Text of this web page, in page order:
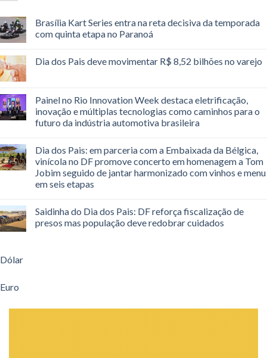
Brasília Kart Series entra na reta decisiva da temporada
com quinta etapa no Paranoá
Dia dos Pais deve movimentar R$ 8,52 bilhões no varejo
Painel no Rio Innovation Week destaca eletrificação,
inovação e múltiplas tecnologias como caminhos para o
futuro da indústria automotiva brasileira
Dia dos Pais: em parceria com a Embaixada da Bélgica,
vinícola no DF promove concerto em homenagem a Tom
Jobim seguido de jantar harmonizado com vinhos e menu
em seis etapas
Saidinha do Dia dos Pais: DF reforça fiscalização de
presos mas população deve redobrar cuidados
Dólar
Euro